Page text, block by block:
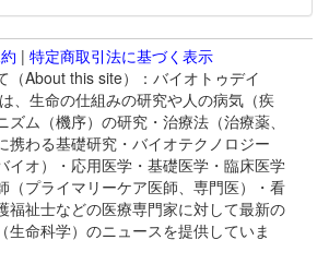
| 特定商取引法に基づく表示
（About this site）：バイオトゥデイ
は、生命の仕組みの研究や人の病気（疾
ム（機序）の研究・治療法（治療薬、
携わる基礎研究・バイオテクノロジー
イオ）・応用医学・基礎医学・臨床医学
（プライマリーケア医師、専門医）・看
福祉士などの医療専門家に対して最新の
生命科学）のニュースを提供していま